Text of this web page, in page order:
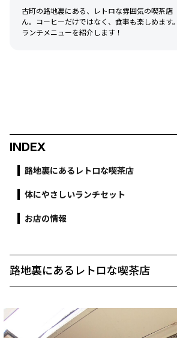
古町の路地裏にある、レトロな雰囲気の喫茶店
ん。コーヒーだけではなく、食事も楽しめます
ランチメニューを紹介します！
INDEX
路地裏にあるレトロな喫茶店
体にやさしいランチセット
お店の情報
路地裏にあるレトロな喫茶店